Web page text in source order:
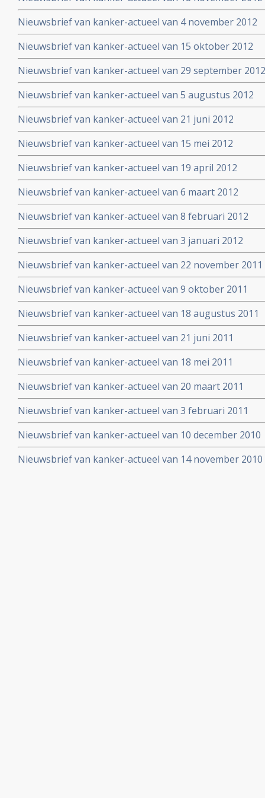
Nieuwsbrief van kanker-actueel van 4 november 2012
Nieuwsbrief van kanker-actueel van 15 oktober 2012
Nieuwsbrief van kanker-actueel van 29 september
Nieuwsbrief van kanker-actueel van 5 augustus 2012
Nieuwsbrief van kanker-actueel van 21 juni 2012
Nieuwsbrief van kanker-actueel van 15 mei 2012
Nieuwsbrief van kanker-actueel van 19 april 2012
Nieuwsbrief van kanker-actueel van 6 maart 2012
Nieuwsbrief van kanker-actueel van 8 februari 2012
Nieuwsbrief van kanker-actueel van 3 januari 2012
Nieuwsbrief van kanker-actueel van 22 november 2011
Nieuwsbrief van kanker-actueel van 9 oktober 2011
Nieuwsbrief van kanker-actueel van 18 augustus 2011
Nieuwsbrief van kanker-actueel van 21 juni 2011
Nieuwsbrief van kanker-actueel van 18 mei 2011
Nieuwsbrief van kanker-actueel van 20 maart 2011
Nieuwsbrief van kanker-actueel van 3 februari 2011
Nieuwsbrief van kanker-actueel van 10 december 2010
Nieuwsbrief van kanker-actueel van 14 november 2010